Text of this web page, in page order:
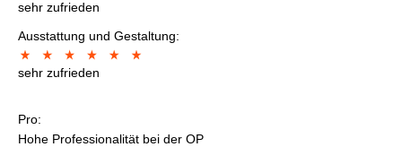
sehr zufrieden
Ausstattung und Gestaltung:
sehr zufrieden
Pro:
Hohe Professionalität bei der OP